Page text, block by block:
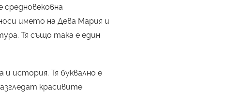
името на Дева Мария и
Тя също така е един
история. Тя буквално е
красивите